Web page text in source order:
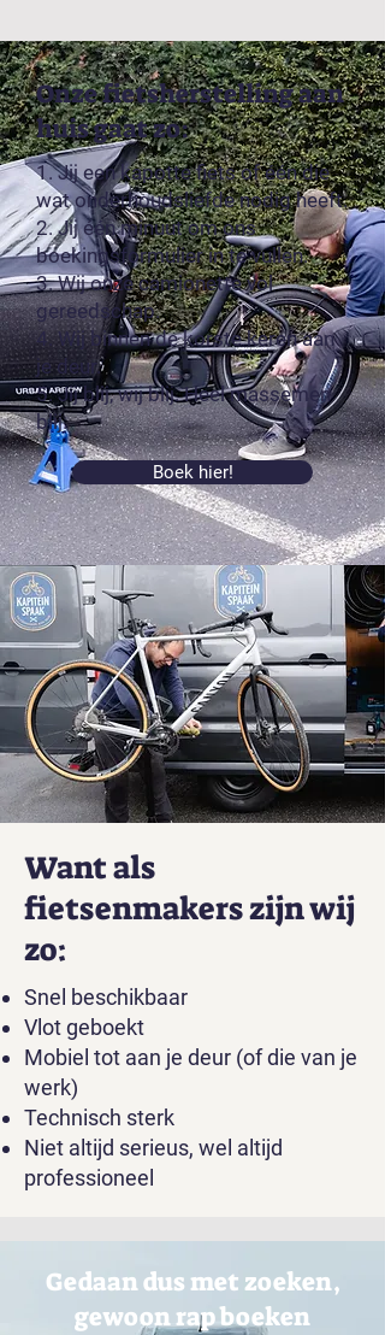
Onze fietsherstelling aan
huis gaat zo:
1. Jij een kapotte fiets of één die
wat onderhoudsliefde nodig heeft.
2. Jij één minuut om ons
boekingsformulier in te vullen.
3. Wij onze camionette vol
gereedschap.
4. Wij binnen de korste keren aan
je deur.
5. Jij blij, wij blij. Heel massemen
blij.
Boek hier!
Want als
fietsenmakers zijn wij
zo:
Snel beschikbaar
Vlot geboekt
Mobiel tot aan je deur (of die van je
werk)
Technisch sterk
Niet altijd serieus, wel altijd
professioneel
Gedaan dus met zoeken,
gewoon rap boeken